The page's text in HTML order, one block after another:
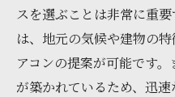
スを選ぶことは非常に重
は、地元の気候や建物の
アコンの提案が可能です
が築かれているため、迅